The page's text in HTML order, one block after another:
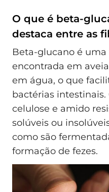
O que é beta-
destaca entre as
Beta-glucano é
encontrada em
em água, o que
bactérias intestinais.
celulose e amido
solúveis ou
como são
formação de fezes.